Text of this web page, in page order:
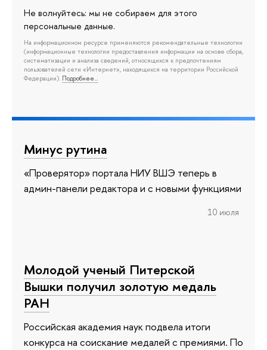
Не волнуйтесь: мы не собираем для этого
персональные данные.
На информационном ресурсе применяются рекомендательные технологии
(информационные технологии предоставления информации на основе сбора,
систематизации и анализа сведений, относящихся к предпочтениям
пользователей сети «Интернет», находящихся на территории Российской
Федерации). Подробнее…
Минус рутина
«Проверятор» портала НИУ ВШЭ теперь в
админ-панели редактора и с новыми функциями
10 июля
Молодой ученый Питерской
Вышки получил золотую медаль
РАН
Российская академия наук подвела итоги
конкурса на соискание медалей с премиями. По